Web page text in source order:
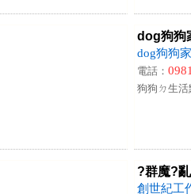
dog狗狗
dog狗狗
電話：
狗狗ㄉ生活
?群魔?
創世紀工